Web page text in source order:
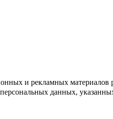
и рекламных
данных,